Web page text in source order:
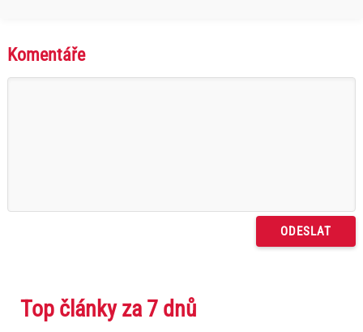
Komentáře
Top články za 7 dnů